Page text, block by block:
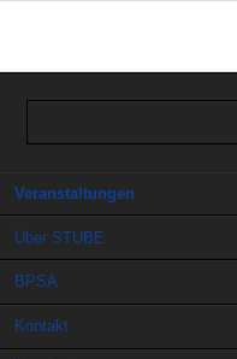
Veranstaltungen
Über STUBE
BPSA
Kontakt